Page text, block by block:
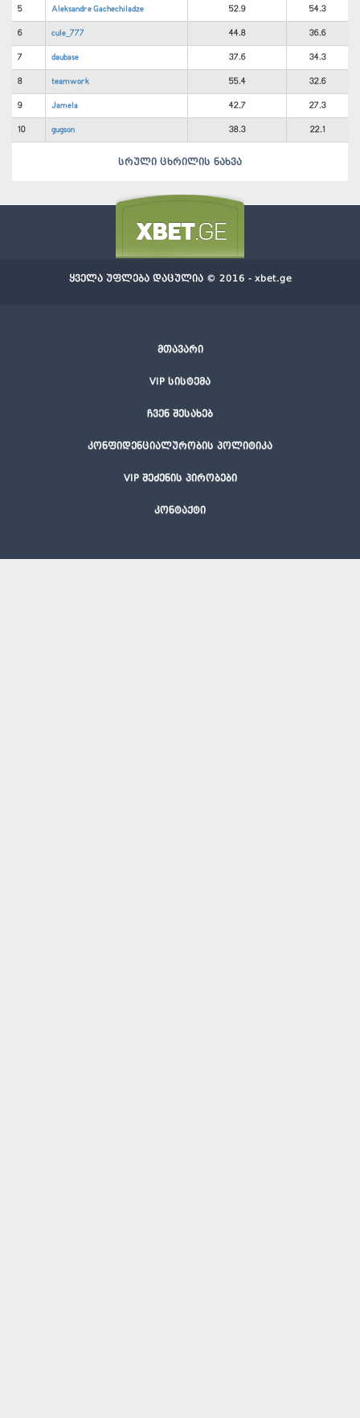
5 Aleksandre Gachechiladze 52.9 54.3
6 cule_777 44.8 36.6
7 daubase 37.6 34.3
8 teamwork 55.4 32.6
9 Jamela 42.7 27.3
10 gugson 38.3 22.1
სრული ცხრილის ნახვა
მთავარი
VIP სისტემა
ჩვენ შესახებ
კონფიდენციალურობის პოლიტიკა
VIP შეძენის პირობები
კონტაქტი
ყველა უფლება დაცულია © 2016 - xbet.ge